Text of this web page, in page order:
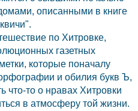
описанными в книге
по Хитровке,
газетных
которые поначалу
и обилия букв Ъ,
что-то о нравах Хитровки
в атмосферу той жизни.